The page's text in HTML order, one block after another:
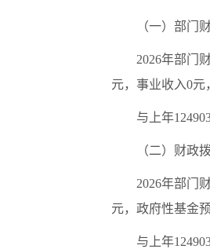
（一）部门
2026年部门
元，事业收入0元
与上年
（二）财政
2026年部门
元，政府性基金
与上年